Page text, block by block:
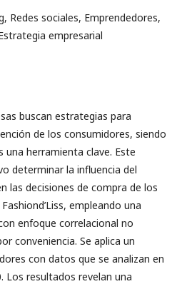
Redes sociales, Emprendedores,
empresarial
buscan estrategias para
de los consumidores, siendo
herramienta clave. Este
determinar la influencia del
las decisiones de compra de los
empleando una
enfoque correlacional no
conveniencia. Se aplica un
con datos que se analizan en
Los resultados revelan una